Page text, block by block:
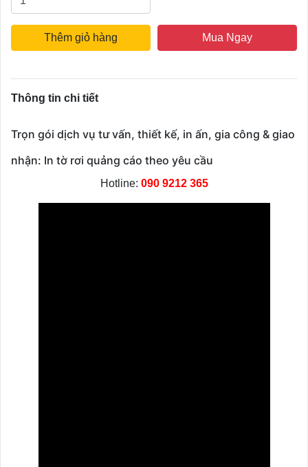
Thêm giỏ hàng Mua Ngay
Thông tin chi tiết
Trọn gói dịch vụ tư vấn, thiết kế, in ấn, gia công & giao
nhận: In tờ rơi quảng cáo theo yêu cầu
Hotline: 090 9212 365